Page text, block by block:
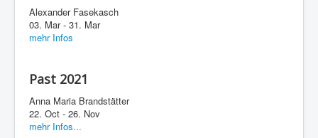
Alexander Fasekasch
03. Mar - 31. Mar
mehr Infos
Past 2021
Anna Maria Brandstätter
22. Oct - 26. Nov
mehr Infos...